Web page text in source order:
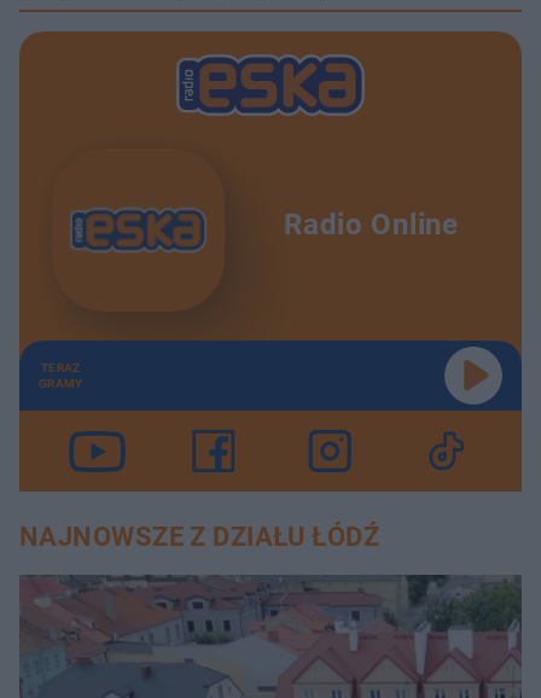
Radio Online
TERAZ
GRAMY
NAJNOWSZE Z DZIAŁU ŁÓDŹ